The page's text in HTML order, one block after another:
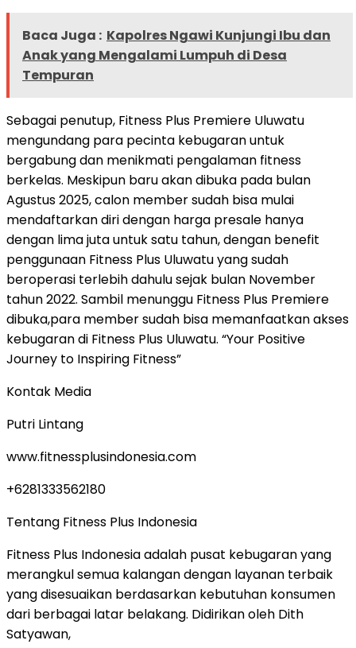
Baca Juga : Kapolres Ngawi Kunjungi Ibu dan
Anak yang Mengalami Lumpuh di Desa
Tempuran
Sebagai penutup, Fitness Plus Premiere Uluwatu
mengundang para pecinta kebugaran untuk
bergabung dan menikmati pengalaman fitness
berkelas. Meskipun baru akan dibuka pada bulan
Agustus 2025, calon member sudah bisa mulai
mendaftarkan diri dengan harga presale hanya
dengan lima juta untuk satu tahun, dengan benefit
penggunaan Fitness Plus Uluwatu yang sudah
beroperasi terlebih dahulu sejak bulan November
tahun 2022. Sambil menunggu Fitness Plus Premiere
dibuka,para member sudah bisa memanfaatkan akses
kebugaran di Fitness Plus Uluwatu. “Your Positive
Journey to Inspiring Fitness”
Kontak Media
Putri Lintang
www.fitnessplusindonesia.com
+6281333562180
Tentang Fitness Plus Indonesia
Fitness Plus Indonesia adalah pusat kebugaran yang
merangkul semua kalangan dengan layanan terbaik
yang disesuaikan berdasarkan kebutuhan konsumen
dari berbagai latar belakang. Didirikan oleh Dith
Satyawan,